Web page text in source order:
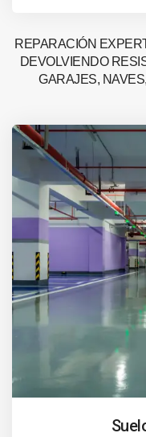
REPARACIÓN
DEVOLVIENDO
GARAJES,